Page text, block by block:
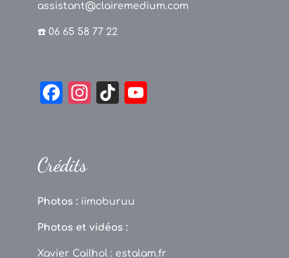
assistant@clairemedium.com
☎️ 06 65 58 77 22
F
e
o
o
k
In
a
m
Ti
C
Crédits
Photos : iimoburuu
Photos et vidéos :
Xavier Cailhol : estalam.fr